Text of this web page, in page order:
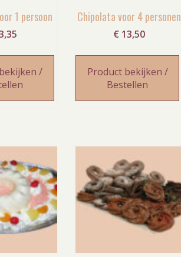
1 persoon
/
Chipolata voor 4 personen
€ 13,50
Product bekijken /
Bestellen